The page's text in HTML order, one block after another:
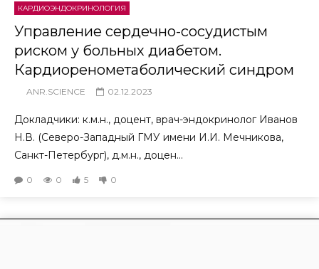
КАРДИОЭНДОКРИНОЛОГИЯ
Управление сердечно-сосудистым
риском у больных диабетом.
Кардиоренометаболический синдром
ANR.SCIENCE 02.12.2023
Докладчики: к.м.н., доцент, врач-эндокринолог Иванов
Н.В. (Северо-Западный ГМУ имени И.И. Мечникова,
Санкт-Петербург), д.м.н., доцен...
0 0 5 0